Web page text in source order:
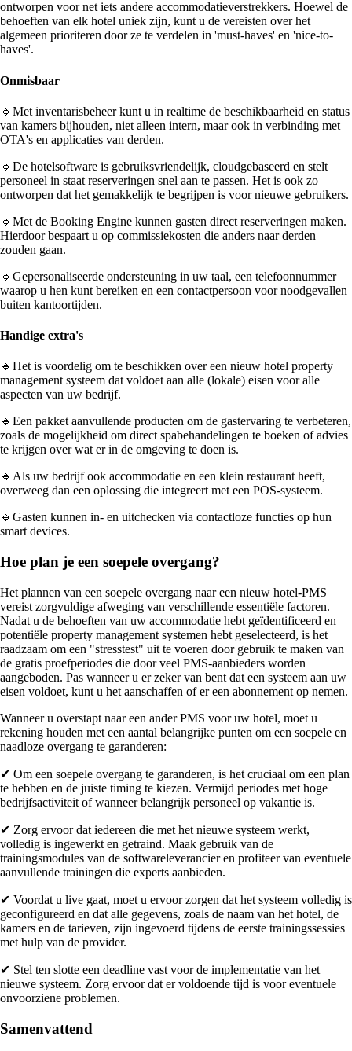
ontworpen voor net iets andere accommodatieverstrekkers. Hoewel de
behoeften van elk hotel uniek zijn, kunt u de vereisten over het
algemeen prioriteren door ze te verdelen in 'must-haves' en 'nice-to-
haves'.
Onmisbaar
🔹Met inventarisbeheer kunt u in realtime de beschikbaarheid en status
van kamers bijhouden, niet alleen intern, maar ook in verbinding met
OTA's en applicaties van derden.
🔹De hotelsoftware is gebruiksvriendelijk, cloudgebaseerd en stelt
personeel in staat reserveringen snel aan te passen. Het is ook zo
ontworpen dat het gemakkelijk te begrijpen is voor nieuwe gebruikers.
🔹Met de Booking Engine kunnen gasten direct reserveringen maken.
Hierdoor bespaart u op commissiekosten die anders naar derden
zouden gaan.
🔹Gepersonaliseerde ondersteuning in uw taal, een telefoonnummer
waarop u hen kunt bereiken en een contactpersoon voor noodgevallen
buiten kantoortijden.
Handige extra's
🔹Het is voordelig om te beschikken over een nieuw hotel property
management systeem dat voldoet aan alle (lokale) eisen voor alle
aspecten van uw bedrijf.
🔹Een pakket aanvullende producten om de gastervaring te verbeteren,
zoals de mogelijkheid om direct spabehandelingen te boeken of advies
te krijgen over wat er in de omgeving te doen is.
🔹Als uw bedrijf ook accommodatie en een klein restaurant heeft,
overweeg dan een oplossing die integreert met een POS-systeem.
🔹Gasten kunnen in- en uitchecken via contactloze functies op hun
smart devices.
Hoe plan je een soepele overgang?
Het plannen van een soepele overgang naar een nieuw hotel-PMS
vereist zorgvuldige afweging van verschillende essentiële factoren.
Nadat u de behoeften van uw accommodatie hebt geïdentificeerd en
potentiële property management systemen hebt geselecteerd, is het
raadzaam om een "stresstest" uit te voeren door gebruik te maken van
de gratis proefperiodes die door veel PMS-aanbieders worden
aangeboden. Pas wanneer u er zeker van bent dat een systeem aan uw
eisen voldoet, kunt u het aanschaffen of er een abonnement op nemen.
Wanneer u overstapt naar een ander PMS voor uw hotel, moet u
rekening houden met een aantal belangrijke punten om een soepele en
naadloze overgang te garanderen:
✔ Om een soepele overgang te garanderen, is het cruciaal om een plan
te hebben en de juiste timing te kiezen. Vermijd periodes met hoge
bedrijfsactiviteit of wanneer belangrijk personeel op vakantie is.
✔ Zorg ervoor dat iedereen die met het nieuwe systeem werkt,
volledig is ingewerkt en getraind. Maak gebruik van de
trainingsmodules van de softwareleverancier en profiteer van eventuele
aanvullende trainingen die experts aanbieden.
✔ Voordat u live gaat, moet u ervoor zorgen dat het systeem volledig is
geconfigureerd en dat alle gegevens, zoals de naam van het hotel, de
kamers en de tarieven, zijn ingevoerd tijdens de eerste trainingssessies
met hulp van de provider.
✔ Stel ten slotte een deadline vast voor de implementatie van het
nieuwe systeem. Zorg ervoor dat er voldoende tijd is voor eventuele
onvoorziene problemen.
Samenvattend